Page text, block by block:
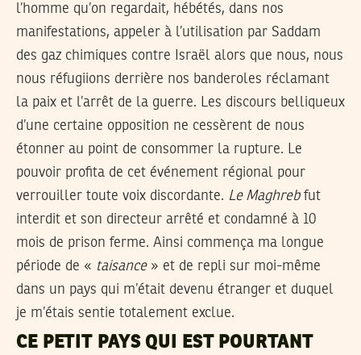
l’homme qu’on regardait, hébétés, dans nos
manifestations, appeler à l’utilisation par Saddam
des gaz chimiques contre Israël alors que nous, nous
nous réfugiions derrière nos banderoles réclamant
la paix et l’arrêt de la guerre. Les discours belliqueux
d’une certaine opposition ne cessèrent de nous
étonner au point de consommer la rupture. Le
pouvoir profita de cet événement régional pour
verrouiller toute voix discordante. Le Maghrebfut
interdit et son directeur arrêté et condamné à 10
mois de prison ferme. Ainsi commença ma longue
période de « taisance» et de repli sur moi-même
dans un pays qui m’était devenu étranger et duquel
je m’étais sentie totalement exclue.
CE PETIT PAYS QUI EST POURTANT